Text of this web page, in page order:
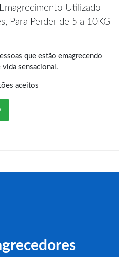
Utilizado
Para Perder de 5 a 10KG
que estão emagrecendo
sensacional.
aceitos